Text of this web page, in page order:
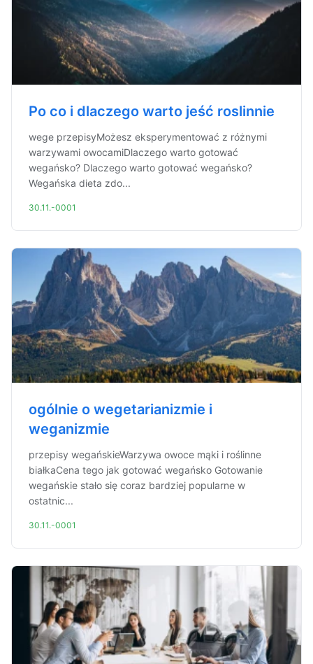
Po co i dlaczego warto jeść roslinnie
wege przepisyMożesz eksperymentować z różnymi
warzywami owocamiDlaczego warto gotować
wegańsko? Dlaczego warto gotować wegańsko?
Wegańska dieta zdo...
30.11.-0001
ogólnie o wegetarianizmie i
weganizmie
przepisy wegańskieWarzywa owoce mąki i roślinne
białkaCena tego jak gotować wegańsko Gotowanie
wegańskie stało się coraz bardziej popularne w
ostatnic...
30.11.-0001